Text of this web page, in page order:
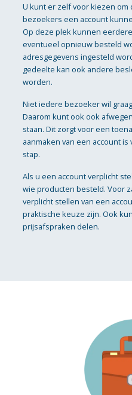
U kunt er zelf voor kiezen
bezoekers een account
Op deze plek kunnen
eventueel opnieuw besteld
adresgegevens ingesteld
gedeelte kan ook andere
worden.
Niet iedere bezoeker wil
Daarom kunt ook ook
staan. Dit zorgt voor een
aanmaken van een account
stap.
Als u een account verplicht
wie producten besteld. Voor
verplicht stellen van een
praktische keuze zijn. Ook
prijsafspraken delen.